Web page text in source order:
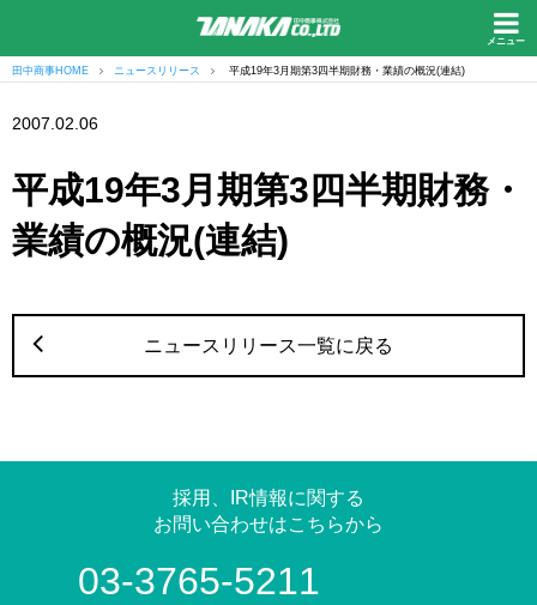
メニュー
田中商事HOME ニュースリリース 平成19年3月期第3四半期財務・業績の概況(連結)
2007.02.06
平成19年3月期第3四半期財務・
業績の概況(連結)
ニュースリリース一覧に戻る
採用、IR情報に関する
お問い合わせはこちらから
03-3765-5211